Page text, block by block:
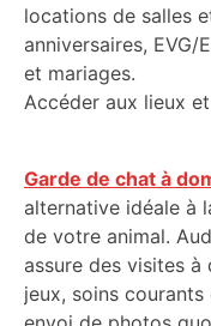
locations de salles
anniversaires, EVG/
et mariages.
Accéder aux lieux
Garde de chat à
alternative idéale à
de votre animal.
assure des visites
jeux, soins